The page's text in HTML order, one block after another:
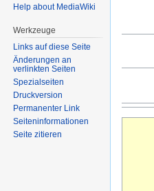
Help about MediaWiki
Werkzeuge
Links auf diese Seite
Änderungen an
verlinkten Seiten
Spezialseiten
Druckversion
Permanenter Link
Seiten­informationen
Seite zitieren